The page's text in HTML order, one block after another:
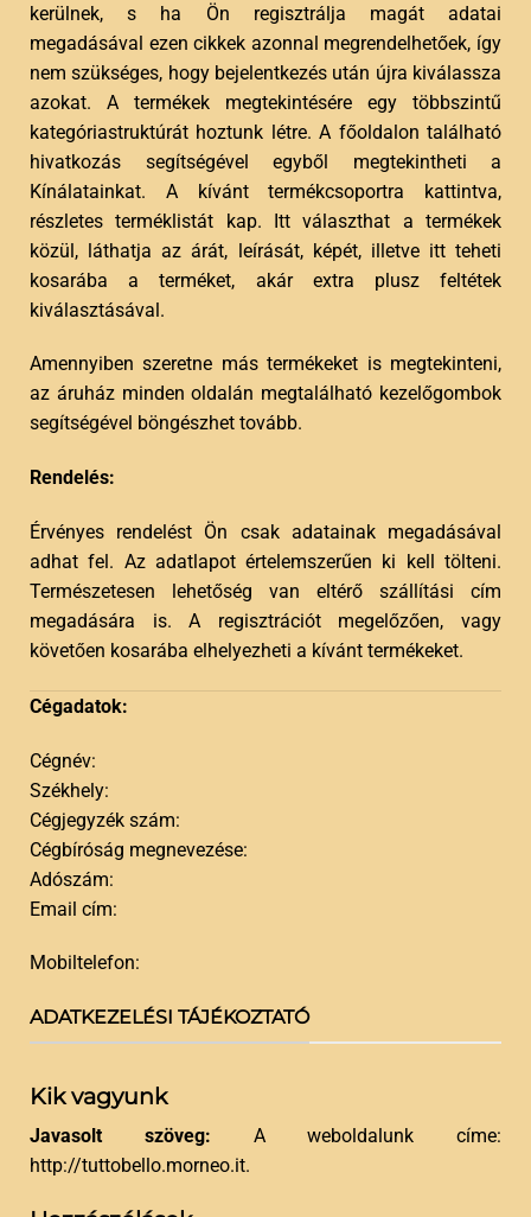
kerülnek, s ha Ön regisztrálja magát adatai
megadásával ezen cikkek azonnal megrendelhetőek, így
nem szükséges, hogy bejelentkezés után újra kiválassza
azokat. A termékek megtekintésére egy többszintű
kategóriastruktúrát hoztunk létre. A főoldalon található
hivatkozás segítségével egyből megtekintheti a
Kínálatainkat. A kívánt termékcsoportra kattintva,
részletes terméklistát kap. Itt választhat a termékek
közül, láthatja az árát, leírását, képét, illetve itt teheti
kosarába a terméket, akár extra plusz feltétek
kiválasztásával.
Amennyiben szeretne más termékeket is megtekinteni,
az áruház minden oldalán megtalálható kezelőgombok
segítségével böngészhet tovább.
Rendelés:
Érvényes rendelést Ön csak adatainak megadásával
adhat fel. Az adatlapot értelemszerűen ki kell tölteni.
Természetesen lehetőség van eltérő szállítási cím
megadására is. A regisztrációt megelőzően, vagy
követően kosarába elhelyezheti a kívánt termékeket.
Cégadatok:
Cégnév:
Székhely:
Cégjegyzék szám:
Cégbíróság megnevezése:
Adószám:
Email cím:
Mobiltelefon:
ADATKEZELÉSI TÁJÉKOZTATÓ
Kik vagyunk
Javasolt szöveg: A weboldalunk címe:
http://tuttobello.morneo.it.